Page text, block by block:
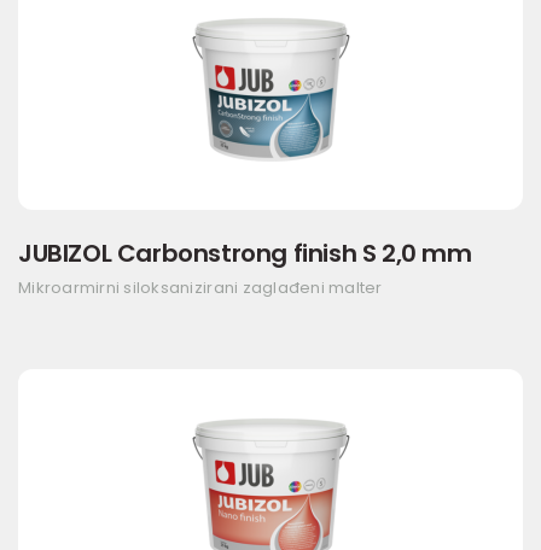
JUBIZOL Carbonstrong finish S 2,0 mm
Mikroarmirni siloksanizirani zaglađeni malter